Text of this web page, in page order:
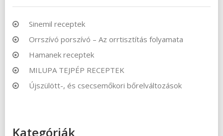
Sinemil receptek
Orrszívó porszívó – Az orrtisztítás folyamata
Hamanek receptek
MILUPA TEJPÉP RECEPTEK
Újszülött-, és csecsemőkori bőrelváltozások
Kategóriák